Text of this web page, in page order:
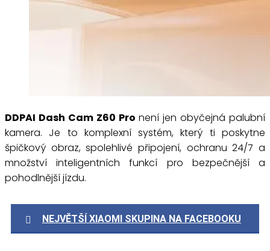
DDPAI Dash Cam Z60 Pro není jen obyčejná palubní
kamera. Je to komplexní systém, který ti poskytne
špičkový obraz, spolehlivé připojení, ochranu 24/7 a
množství inteligentních funkcí pro bezpečnější a
pohodlnější jízdu.
NEJVĚTŠÍ XIAOMI SKUPINA NA FACEBOOKU